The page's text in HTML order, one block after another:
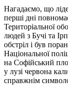
Нагадаємо, що
перші дні
Територіальної
людей з Бучі та
обстріл і був
Національної
на Софійський
у лузі червона
справжнім